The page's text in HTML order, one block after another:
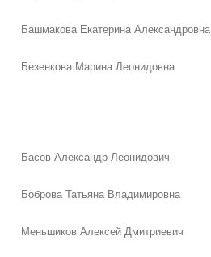
Башмакова Екатерина Александровна
Безенкова Марина Леонидовна
Басов Александр Леонидович
Боброва Татьяна Владимировна
Меньшиков Алексей Дмитриевич